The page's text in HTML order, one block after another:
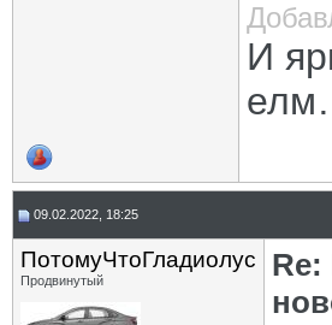
И
09.02.2022, 18:25
ПотомуЧтоГладиолус
Продвинутый